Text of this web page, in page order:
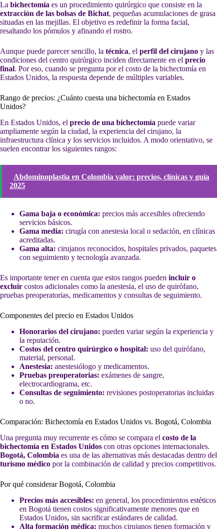
La bichectomía es un procedimiento quirúrgico que consiste en la
extracción de las bolsas de Bichat, pequeñas acumulaciones de grasa
situadas en las mejillas. El objetivo es redefinir la forma facial,
resaltando los pómulos y afinando el rostro.
Aunque puede parecer sencillo, la técnica, el perfil del cirujano y las
condiciones del centro quirúrgico inciden directamente en el precio
final. Por eso, cuando se pregunta por el costo de la bichectomía en
Estados Unidos, la respuesta depende de múltiples variables.
Rango de precios: ¿Cuánto cuesta una bichectomía en Estados
Unidos?
En Estados Unidos, el precio de una bichectomía puede variar
ampliamente según la ciudad, la experiencia del cirujano, la
infraestructura clínica y los servicios incluidos. A modo orientativo, se
suelen encontrar los siguientes rangos:
Abdominoplastia en Colombia valor: precios, clínicas y guía
2025
Gama baja o económica: precios más accesibles ofreciendo
servicios básicos.
Gama media: cirugía con anestesia local o sedación, en clínicas
acreditadas.
Gama alta: cirujanos reconocidos, hospitales privados, paquetes
con seguimiento y tecnología avanzada.
Es importante tener en cuenta que estos rangos pueden incluir o
excluir costos adicionales como la anestesia, el uso de quirófano,
pruebas preoperatorias, medicamentos y consultas de seguimiento.
Componentes del precio en Estados Unidos
Honorarios del cirujano: pueden variar según la experiencia y
la reputación.
Costos del centro quirúrgico o hospital: uso del quirófano,
material, personal.
Anestesia: anestesiólogo y medicamentos.
Pruebas preoperatorias: exámenes de sangre,
electrocardiograma, etc.
Consultas de seguimiento: revisiones postoperatorias incluidas
o no.
Comparación: Bichectomía en Estados Unidos vs. Bogotá, Colombia
Una pregunta muy recurrente es cómo se compara el costo de la
bichectomía en Estados Unidos con otras opciones internacionales.
Bogotá, Colombia es una de las alternativas más destacadas dentro del
turismo médico por la combinación de calidad y precios competitivos.
Por qué considerar Bogotá, Colombia
Precios más accesibles: en general, los procedimientos estéticos
en Bogotá tienen costos significativamente menores que en
Estados Unidos, sin sacrificar estándares de calidad.
Alta formación médica: muchos cirujanos tienen formación y